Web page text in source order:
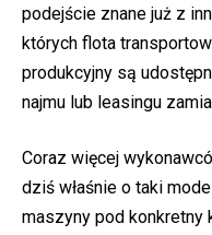
podejście znane już z
których flota
produkcyjny są
najmu lub leasingu
Coraz więcej
dziś właśnie o taki
maszyny pod konkretny